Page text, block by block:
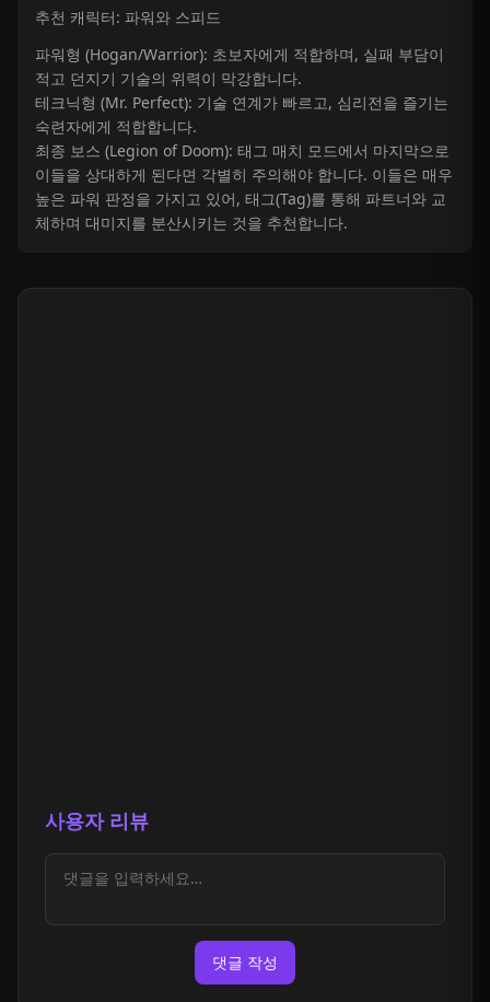
추천 캐릭터: 파워와 스피드
파워형 (Hogan/Warrior): 초보자에게 적합하며, 실패 부담이
적고 던지기 기술의 위력이 막강합니다.
테크닉형 (Mr. Perfect): 기술 연계가 빠르고, 심리전을 즐기는
숙련자에게 적합합니다.
최종 보스 (Legion of Doom): 태그 매치 모드에서 마지막으로
이들을 상대하게 된다면 각별히 주의해야 합니다. 이들은 매우
높은 파워 판정을 가지고 있어, 태그(Tag)를 통해 파트너와 교
체하며 대미지를 분산시키는 것을 추천합니다.
사용자 리뷰
댓글 작성